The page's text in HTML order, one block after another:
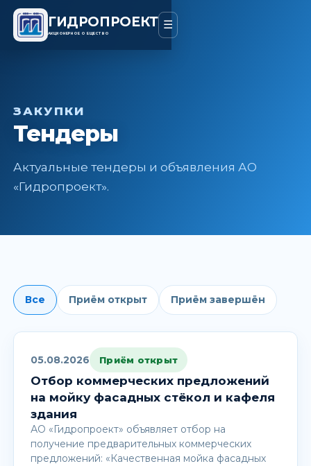
ГИДРОПРОЕКТ
АКЦИОНЕРНОЕ ОБЩЕСТВО
☰
ЗАКУПКИ
Тендеры
Актуальные тендеры и объявления АО
«Гидропроект».
Все Приём открыт Приём завершён
05.08.2026 Приём открыт
Отбор коммерческих предложений
на мойку фасадных стёкол и кафеля
здания
АО «Гидропроект» объявляет отбор на
получение предварительных коммерческих
предложений: «Качественная мойка фасадных